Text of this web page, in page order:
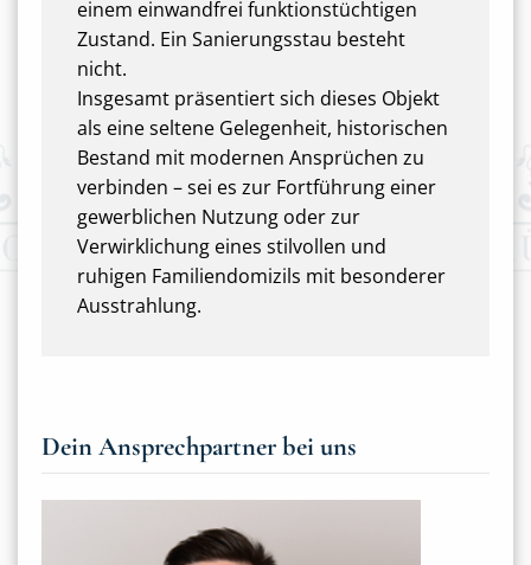
einem einwandfrei funktionstüchtigen
Zustand. Ein Sanierungsstau besteht
nicht.
Insgesamt präsentiert sich dieses Objekt
als eine seltene Gelegenheit, historischen
Bestand mit modernen Ansprüchen zu
verbinden – sei es zur Fortführung einer
gewerblichen Nutzung oder zur
Verwirklichung eines stilvollen und
ruhigen Familiendomizils mit besonderer
Ausstrahlung.
Dein Ansprechpartner bei uns